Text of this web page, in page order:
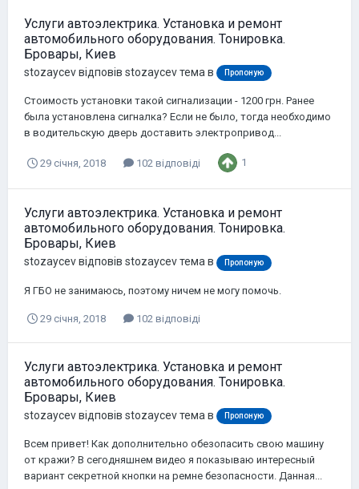
Услуги автоэлектрика. Установка и ремонт
автомобильного оборудования. Тонировка.
Бровары, Киев
stozaycevвідповів stozaycevтема в Пропоную
Стоимость установки такой сигнализации - 1200 грн. Ранее
была установлена сигналка? Если не было, тогда необходимо
в водительскую дверь доставить электропривод...
29 січня, 2018 102 відповіді 1
Услуги автоэлектрика. Установка и ремонт
автомобильного оборудования. Тонировка.
Бровары, Киев
stozaycevвідповів stozaycevтема в Пропоную
Я ГБО не занимаюсь, поэтому ничем не могу помочь.
29 січня, 2018 102 відповіді
Услуги автоэлектрика. Установка и ремонт
автомобильного оборудования. Тонировка.
Бровары, Киев
stozaycevвідповів stozaycevтема в Пропоную
Всем привет! Как дополнительно обезопасить свою машину
от кражи? В сегодняшнем видео я показываю интересный
вариант секретной кнопки на ремне безопасности. Данная...